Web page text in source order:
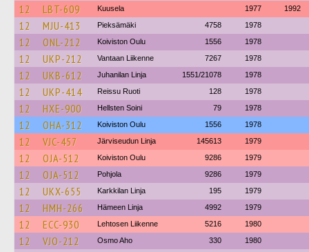
12 LBT-609 Kuusela 1977 1992
12 MJU-413 Pieksämäki 4758 1978
12 ONL-212 Koiviston Oulu 1556 1978
12 UKP-212 Vantaan Liikenne 7267 1978
12 UKB-612 Juhanilan Linja 1551/21078 1978
12 UKP-414 Reissu Ruoti 128 1978
12 HXE-900 Hellsten Soini 79 1978
12 OHA-312 Koiviston Oulu 1556 1978
12 VJC-457 Järviseudun Linja 145613 1979
12 OJA-512 Koiviston Oulu 9286 1979
12 OJA-512 Pohjola 9286 1979
12 UKX-655 Karkkilan Linja 195 1979
12 HMH-266 Hämeen Linja 4992 1979
12 ECC-930 Lehtosen Liikenne 5216 1980
12 VJO-212 Osmo Aho 330 1980